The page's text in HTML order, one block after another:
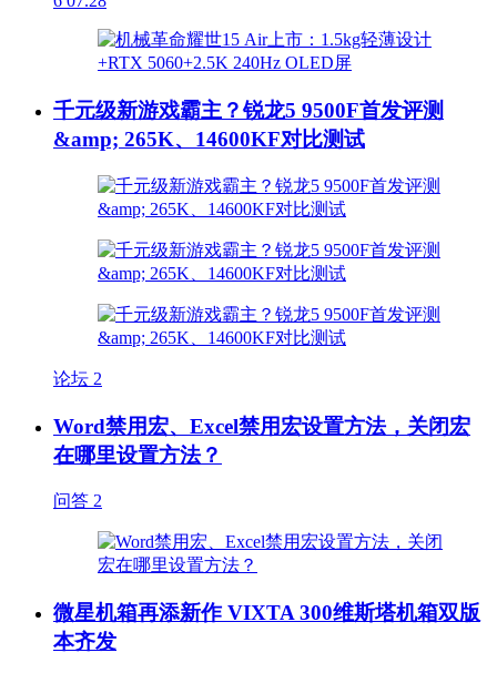
千元级新游戏霸主？锐龙5 9500F首发评测
&amp; 265K、14600KF对比测试
论坛 2
Word禁用宏、Excel禁用宏设置方法，关闭宏
在哪里设置方法？
问答 2
微星机箱再添新作 VIXTA 300维斯塔机箱双版
本齐发